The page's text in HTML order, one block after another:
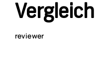
Vergleich
reviewer